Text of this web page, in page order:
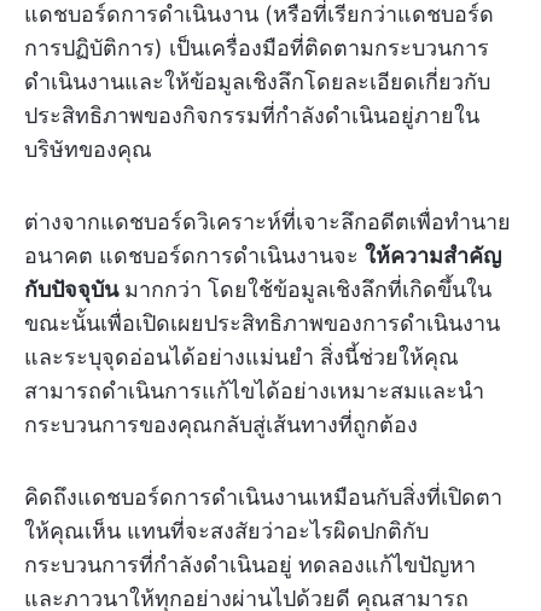
แดชบอร์ดการดำเนินงาน (หรือที่เรียกว่าแดชบอร์ด
การปฏิบัติการ) เป็นเครื่องมือที่ติดตามกระบวนการ
ดำเนินงานและให้ข้อมูลเชิงลึกโดยละเอียดเกี่ยวกับ
ประสิทธิภาพของกิจกรรมที่กำลังดำเนินอยู่ภายใน
บริษัทของคุณ
ต่างจากแดชบอร์ดวิเคราะห์ที่เจาะลึกอดีตเพื่อทำนาย
อนาคต แดชบอร์ดการดำเนินงานจะ ให้ความสำคัญ
กับปัจจุบันมากกว่า โดยใช้ข้อมูลเชิงลึกที่เกิดขึ้นใน
ขณะนั้นเพื่อเปิดเผยประสิทธิภาพของการดำเนินงาน
และระบุจุดอ่อนได้อย่างแม่นยำ สิ่งนี้ช่วยให้คุณ
สามารถดำเนินการแก้ไขได้อย่างเหมาะสมและนำ
กระบวนการของคุณกลับสู่เส้นทางที่ถูกต้อง
คิดถึงแดชบอร์ดการดำเนินงานเหมือนกับสิ่งที่เปิดตา
ให้คุณเห็น แทนที่จะสงสัยว่าอะไรผิดปกติกับ
กระบวนการที่กำลังดำเนินอยู่ ทดลองแก้ไขปัญหา
และภาวนาให้ทุกอย่างผ่านไปด้วยดี คุณสามารถ